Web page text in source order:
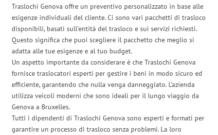
Traslochi Genova offre un preventivo personalizzato in base alle
esigenze individuali del cliente. Ci sono vari pacchetti di trasloco
disponibili, basati sull’entità del trasloco e sui servizi richiesti.
Questo significa che puoi scegliere il pacchetto che meglio si
adatta alle tue esigenze e al tuo budget.
Un aspetto importante da considerare è che Traslochi Genova
fornisce traslocatori esperti per gestire i beni in modo sicuro ed
efficiente, garantendo che nulla venga danneggiato. L’azienda
utilizza veicoli moderni che sono ideali per il lungo viaggio da
Genova a Bruxelles.
Tutti i dipendenti di Traslochi Genova sono esperti e formati per
garantire un processo di trasloco senza problemi. La loro